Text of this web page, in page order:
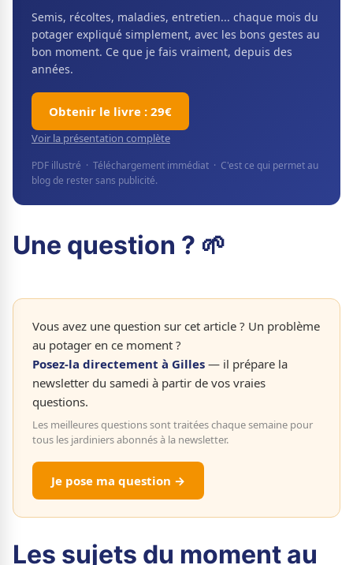
Semis, récoltes, maladies, entretien... chaque mois du
potager expliqué simplement, avec les bons gestes au
bon moment. Ce que je fais vraiment, depuis des
années.
Obtenir le livre : 29€
Voir la présentation complète
PDF illustré · Téléchargement immédiat · C'est ce qui permet au
blog de rester sans publicité.
Une question ? 🌱
Vous avez une question sur cet article ? Un problème
au potager en ce moment ?
Posez-la directement à Gilles — il prépare la
newsletter du samedi à partir de vos vraies
questions.
Les meilleures questions sont traitées chaque semaine pour
tous les jardiniers abonnés à la newsletter.
Je pose ma question →
Les sujets du moment au